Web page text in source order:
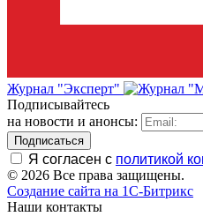
Журнал "Эксперт"
Подписывайтесь
на новости и анонсы:
Я согласен с политикой
© 2026 Все права защищены.
Создание сайта на 1C-Битрикс
Наши контакты